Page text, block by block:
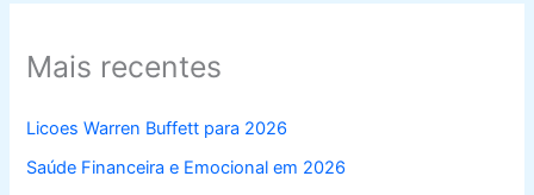
Mais recentes
Licoes Warren Buffett para 2026
Saúde Financeira e Emocional em 2026